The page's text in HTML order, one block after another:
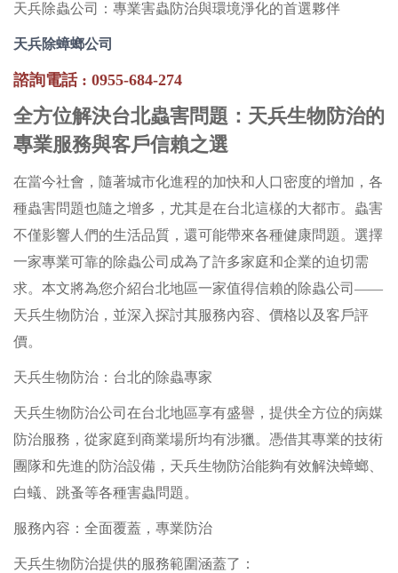
天兵除蟲公司：專業害蟲防治與環境淨化的首選夥伴
天兵除蟑螂公司
諮詢電話 : 0955-684-274
全方位解決台北蟲害問題：天兵生物防治的
專業服務與客戶信賴之選
在當今社會，隨著城市化進程的加快和人口密度的增加，各
種蟲害問題也隨之增多，尤其是在台北這樣的大都市。蟲害
不僅影響人們的生活品質，還可能帶來各種健康問題。選擇
一家專業可靠的除蟲公司成為了許多家庭和企業的迫切需
求。本文將為您介紹台北地區一家值得信賴的除蟲公司——
天兵生物防治，並深入探討其服務內容、價格以及客戶評
價。
天兵生物防治：台北的除蟲專家
天兵生物防治公司在台北地區享有盛譽，提供全方位的病媒
防治服務，從家庭到商業場所均有涉獵。憑借其專業的技術
團隊和先進的防治設備，天兵生物防治能夠有效解決蟑螂、
白蟻、跳蚤等各種害蟲問題。
服務內容：全面覆蓋，專業防治
天兵生物防治提供的服務範圍涵蓋了：